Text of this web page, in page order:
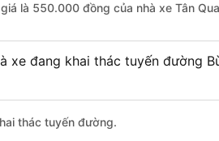
là 550.000 đồng của nhà xe Tân
xe đang khai thác tuyến đường
thác tuyến đường.